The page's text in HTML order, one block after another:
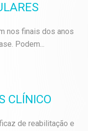
nos finais dos anos
Podem...
CLÍNICO
de reabilitação e